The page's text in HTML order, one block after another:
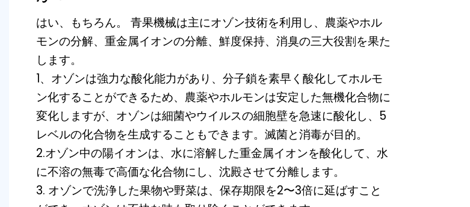
はい、もちろん。 青果機械は主にオゾン技術を利用し、農薬やホル
モンの分解、重金属イオンの分離、鮮度保持、消臭の三大役割を果た
します。
1、オゾンは強力な酸化能力があり、分子鎖を素早く酸化してホルモ
ン化することができるため、農薬やホルモンは安定した無機化合物に
変化しますが、オゾンは細菌やウイルスの細胞壁を急速に酸化し、5
レベルの化合物を生成することもできます。滅菌と消毒が目的。
2.オゾン中の陽イオンは、水に溶解した重金属イオンを酸化して、水
に不溶の無毒で高価な化合物にし、沈殿させて分離します。
3. オゾンで洗浄した果物や野菜は、保存期限を2〜3倍に延ばすこと